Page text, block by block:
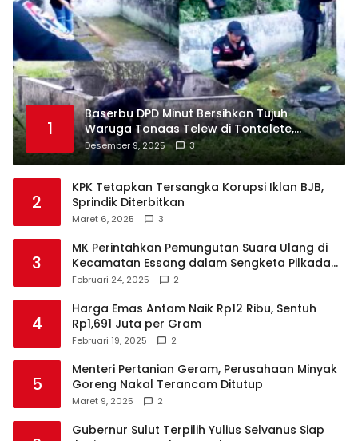
1
Baserbu DPD Minut Bersihkan Tujuh
Waruga Tonaas Telew di Tontalete,
Agenda Rutin Pelestarian Jejak Leluhur
Minahasa
Desember 9, 2025 3
2
KPK Tetapkan Tersangka Korupsi Iklan BJB,
Sprindik Diterbitkan
Maret 6, 2025 3
3
MK Perintahkan Pemungutan Suara Ulang di
Kecamatan Essang dalam Sengketa Pilkada
Talaud
Februari 24, 2025 2
4
Harga Emas Antam Naik Rp12 Ribu, Sentuh
Rp1,691 Juta per Gram
Februari 19, 2025 2
5
Menteri Pertanian Geram, Perusahaan Minyak
Goreng Nakal Terancam Ditutup
Maret 9, 2025 2
Gubernur Sulut Terpilih Yulius Selvanus Siap